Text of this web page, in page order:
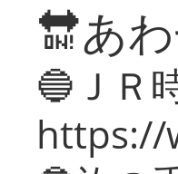
🔛あ
🔵ＪＲ
https://